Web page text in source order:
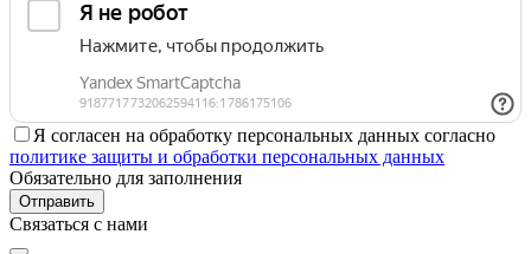
Я согласен на обработку персональных данных согласно
политике защиты и обработки персональных данных
Обязательно для заполнения
Отправить
Связаться с нами